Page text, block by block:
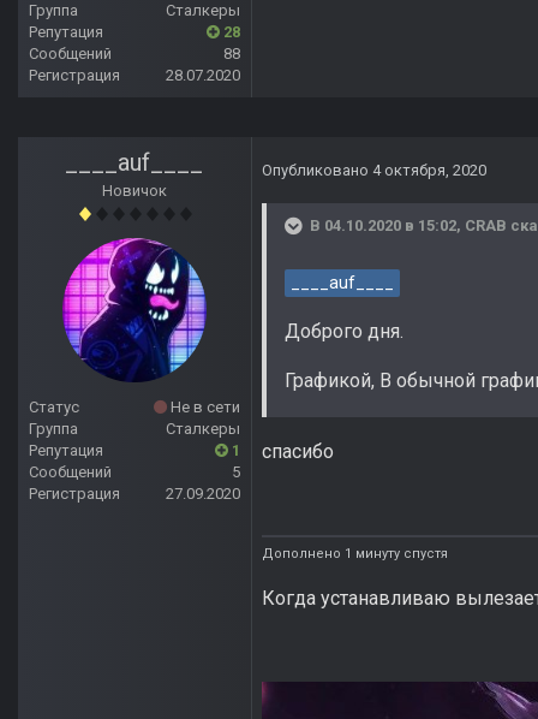
Группа
Сталкеры
Репутация
28
Сообщений
88
Регистрация
28.07.2020
____auf____
Новичок
Статус
Не в сети
Группа
Сталкеры
Репутация
1
Сообщений
5
Регистрация
27.09.2020
Опубликовано 4 октября, 2020
В 04.10.2020 в 15:02, CRAB
____auf____
Доброго дня.
Графикой, В обычной
спасибо
Дополнено 1 минуту спустя
Когда устанавливаю